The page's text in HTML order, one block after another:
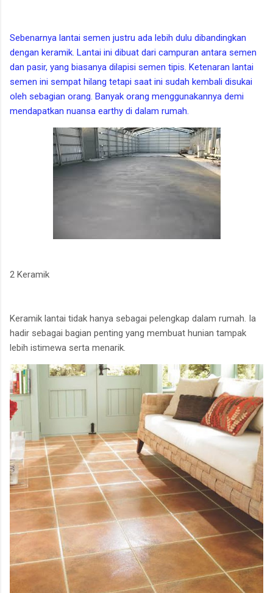
Sebenarnya lantai semen justru ada lebih dulu dibandingkan
dengan keramik. Lantai ini dibuat dari campuran antara semen
dan pasir, yang biasanya dilapisi semen tipis. Ketenaran lantai
semen ini sempat hilang tetapi saat ini sudah kembali disukai
oleh sebagian orang. Banyak orang menggunakannya demi
mendapatkan nuansa earthy di dalam rumah.
2 Keramik
Keramik lantai tidak hanya sebagai pelengkap dalam rumah. Ia
hadir sebagai bagian penting yang membuat hunian tampak
lebih istimewa serta menarik.